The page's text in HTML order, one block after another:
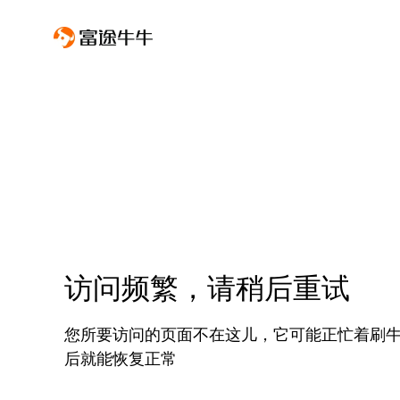
访问频繁，请稍后重试
您所要访问的页面不在这儿，它可能正忙着刷
后就能恢复正常